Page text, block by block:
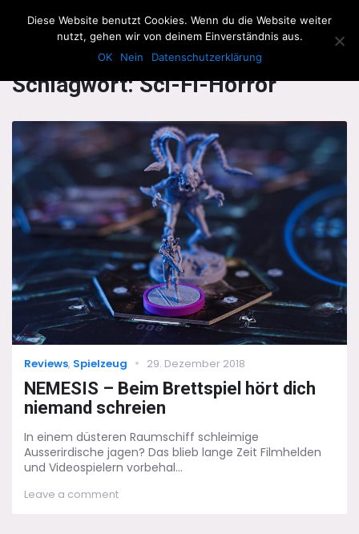
The Howling Men
Schlagwort:Sci-Fi-Horror
Categories
Reviews, Spielzeug
Posted
29. Dezember 2018
NEMESIS – Beim Brettspiel hört dich
niemand schreien
In einem düsteren Raumschiff schleimige
Ausserirdische jagen? Das blieb lange Zeit Filmhelden
und Videospielern vorbehal...
Leave a commenton
Diese Website benutzt Cookies. Wenn du die Website weiter
nutzt, gehen wir von deinem Einverständnis aus.
OK
Nein Datenschutzerklärung